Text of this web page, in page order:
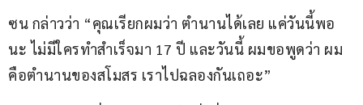
ซน กล่าวว่า “คุณเรียกผมว่า ตำนานได้เลย แค่วันนี้พอ
นะ ไม่มีใครทำสำเร็จมา 17 ปี และวันนี้ ผมขอพูดว่า ผม
คือตำนานของสโมสร เราไปฉลองกันเถอะ”